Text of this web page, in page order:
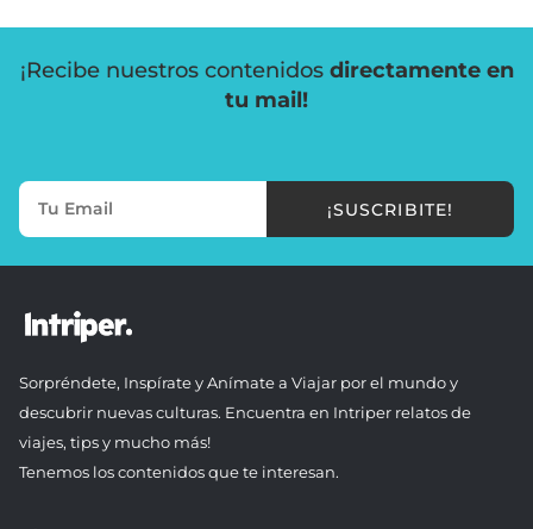
¡Recibe nuestros contenidos directamente en
tu mail!
¡SUSCRIBITE!
Sorpréndete, Inspírate y Anímate a Viajar por el mundo y
descubrir nuevas culturas. Encuentra en Intriper relatos de
viajes, tips y mucho más!
Tenemos los contenidos que te interesan.